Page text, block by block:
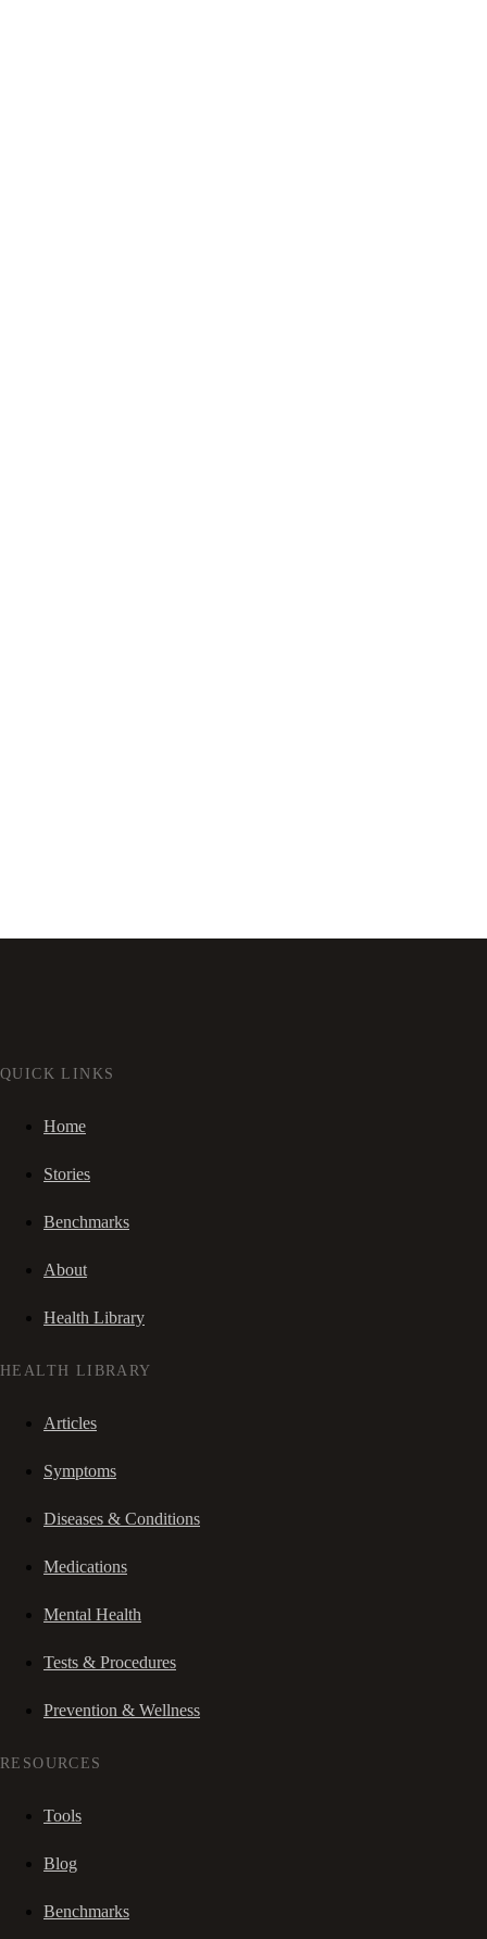
QUICK LINKS
Home
Stories
Benchmarks
About
Health Library
HEALTH LIBRARY
Articles
Symptoms
Diseases & Conditions
Medications
Mental Health
Tests & Procedures
Prevention & Wellness
RESOURCES
Tools
Blog
Benchmarks